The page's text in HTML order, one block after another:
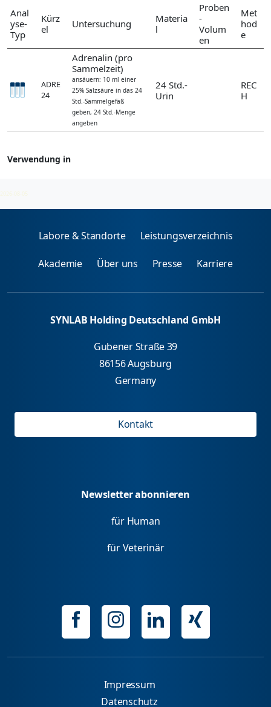
Anal
yse-
Typ
Kürz
el
Untersuchung
Materia
l
Proben
-
Volum
en
Met
hod
e
ADRE
24
Adrenalin (pro
Sammelzeit)
ansäuern: 10 ml einer
25% Salzsäure in das 24
Std.-Sammelgefäß
geben, 24 Std.-Menge
angeben
24 Std.-
Urin
REC
H
Verwendung in
2026-08-05
Labore & Standorte Leistungsverzeichnis
Akademie Über uns Presse Karriere
SYNLAB Holding Deutschland GmbH
Gubener Straße 39
86156 Augsburg
Germany
Kontakt
Newsletter abonnieren
für Human
für Veterinär
Impressum
Datenschutz